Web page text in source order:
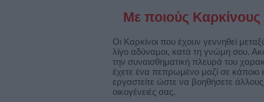
Με ποιούς Καρκίνους
Οι Καρκίνοι που έχουν γεννηθεί
λίγο αδύναμοι, κατά τη γνώμη σου.
την συναισθηματική πλευρά του
έχετε ένα πεπρωμένο μαζί σε
εργαστείτε ώστε να βοηθήσετε
οικογένειές σας.